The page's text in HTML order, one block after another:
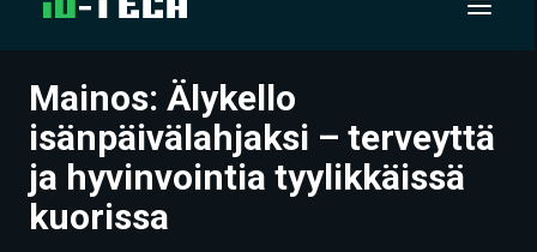
UUTISET
ARTIKKELIT
VIDEOT
Mainos: Älykello
isänpäivälahjaksi – terveyttä
ja hyvinvointia tyylikkäissä
kuorissa